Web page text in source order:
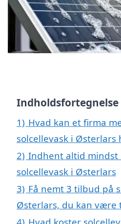
Indholdsfortegnelse
1) Hvad kan et firma
solcellevask i Østerlars
2) Indhent altid mindst
solcellevask i Østerlars
3) Få nemt 3 tilbud på
Østerlars, du kan være